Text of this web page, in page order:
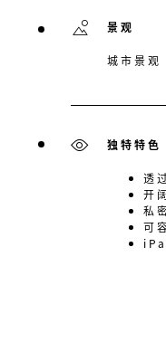
景观
城市景观
独特特色
透
开
私
可